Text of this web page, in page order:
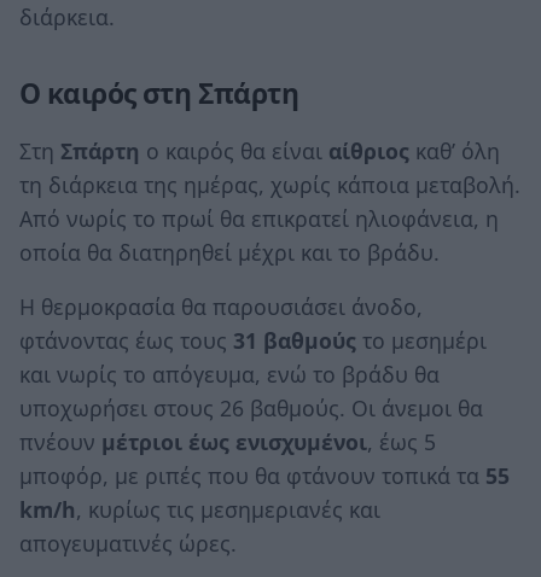
διάρκεια.
Ο καιρός στη Σπάρτη
Στη Σπάρτη ο καιρός θα είναι αίθριος καθ’ όλη
τη διάρκεια της ημέρας, χωρίς κάποια μεταβολή.
Από νωρίς το πρωί θα επικρατεί ηλιοφάνεια, η
οποία θα διατηρηθεί μέχρι και το βράδυ.
Η θερμοκρασία θα παρουσιάσει άνοδο,
φτάνοντας έως τους 31 βαθμούς το μεσημέρι
και νωρίς το απόγευμα, ενώ το βράδυ θα
υποχωρήσει στους 26 βαθμούς. Οι άνεμοι θα
πνέουν μέτριοι έως ενισχυμένοι, έως 5
μποφόρ, με ριπές που θα φτάνουν τοπικά τα 55
km/h, κυρίως τις μεσημεριανές και
απογευματινές ώρες.